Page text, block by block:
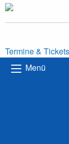
Termine & Tickets
Menü